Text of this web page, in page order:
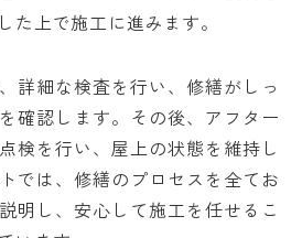
た上で施工に進みます。
詳細な検査を行い、修繕がしっ
確認します。その後、アフター
検を行い、屋上の状態を維持し
では、修繕のプロセスを全てお
明し、安心して施工を任せるこ